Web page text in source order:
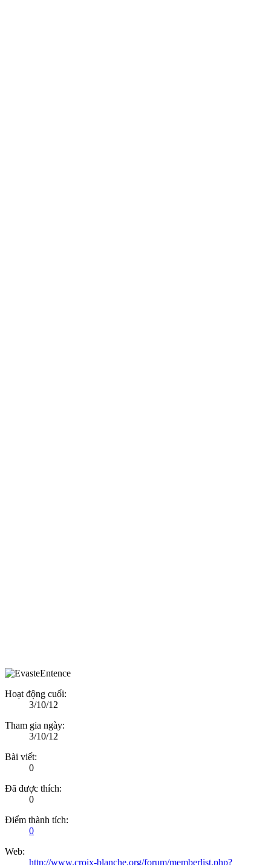
Hoạt động cuối:
3/10/12
Tham gia ngày:
3/10/12
Bài viết:
0
Đã được thích:
0
Điểm thành tích:
0
Web:
http://www.croix-blanche.org/forum/memberlist.php?